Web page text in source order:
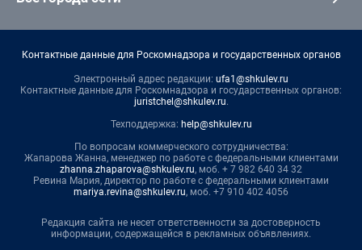
Контактные данные для Роскомнадзора и государственных органов
Электронный адрес редакции: ufa1@shkulev.ru
Контактные данные для Роскомнадзора и государственных органов:
juristchel@shkulev.ru.
Техподдержка: help@shkulev.ru
По вопросам коммерческого сотрудничества:
Жапарова Жанна, менеджер по работе с федеральными клиентами
zhanna.zhaparova@shkulev.ru, моб. + 7 982 640 34 32
Ревина Мария, директор по работе с федеральными клиентами
mariya.revina@shkulev.ru, моб. +7 910 402 4056
Редакция сайта не несет ответственности за достоверность
информации, содержащейся в рекламных объявлениях.